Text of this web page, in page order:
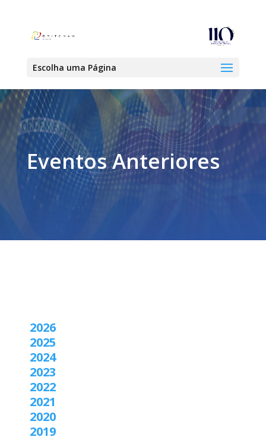
Escolha uma Página
Eventos Anteriores
2026
2025
2024
2023
2022
2021
2020
2019